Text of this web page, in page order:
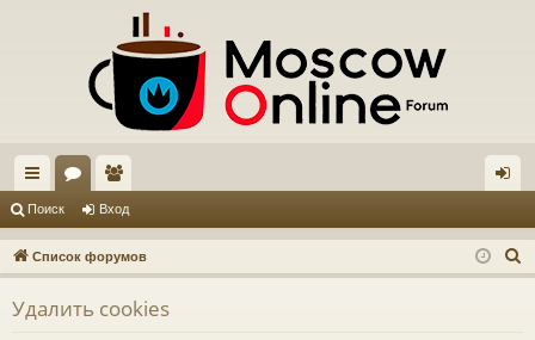
с
ы
лк
и
ум
ы
ол
ьз
ов
ат
д
Поиск Вход
Список форумов
о
Удалить cookies